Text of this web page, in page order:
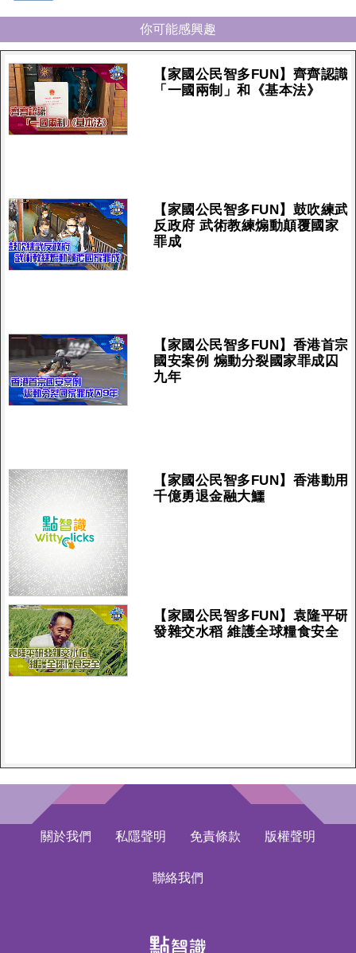
你可能感興趣
【家國公民智多FUN】齊齊認識
「一國兩制」和《基本法》
【家國公民智多FUN】鼓吹練武
反政府 武術教練煽動顛覆國家
罪成
【家國公民智多FUN】香港首宗
國安案例 煽動分裂國家罪成囚
九年
【家國公民智多FUN】香港動用
千億勇退金融大鱷
【家國公民智多FUN】袁隆平研
發雜交水稻 維護全球糧食安全
關於我們 私隱聲明 免責條款 版權聲明
聯絡我們